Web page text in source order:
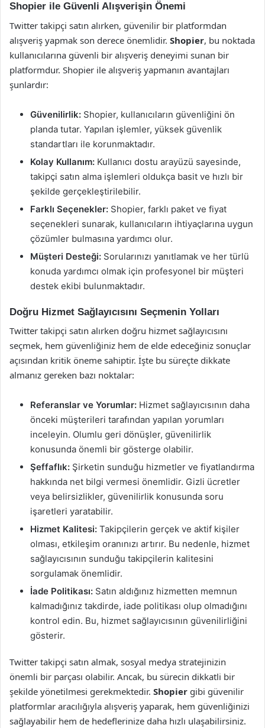
Shopier ile Güvenli Alışverişin Önemi
Twitter takipçi satın alırken, güvenilir bir platformdan
alışveriş yapmak son derece önemlidir. Shopier, bu noktada
kullanıcılarına güvenli bir alışveriş deneyimi sunan bir
platformdur. Shopier ile alışveriş yapmanın avantajları
şunlardır:
Güvenilirlik: Shopier, kullanıcıların güvenliğini ön
planda tutar. Yapılan işlemler, yüksek güvenlik
standartları ile korunmaktadır.
Kolay Kullanım: Kullanıcı dostu arayüzü sayesinde,
takipçi satın alma işlemleri oldukça basit ve hızlı bir
şekilde gerçekleştirilebilir.
Farklı Seçenekler: Shopier, farklı paket ve fiyat
seçenekleri sunarak, kullanıcıların ihtiyaçlarına uygun
çözümler bulmasına yardımcı olur.
Müşteri Desteği: Sorularınızı yanıtlamak ve her türlü
konuda yardımcı olmak için profesyonel bir müşteri
destek ekibi bulunmaktadır.
Doğru Hizmet Sağlayıcısını Seçmenin Yolları
Twitter takipçi satın alırken doğru hizmet sağlayıcısını
seçmek, hem güvenliğiniz hem de elde edeceğiniz sonuçlar
açısından kritik öneme sahiptir. İşte bu süreçte dikkate
almanız gereken bazı noktalar:
Referanslar ve Yorumlar: Hizmet sağlayıcısının daha
önceki müşterileri tarafından yapılan yorumları
inceleyin. Olumlu geri dönüşler, güvenilirlik
konusunda önemli bir gösterge olabilir.
Şeffaflık: Şirketin sunduğu hizmetler ve fiyatlandırma
hakkında net bilgi vermesi önemlidir. Gizli ücretler
veya belirsizlikler, güvenilirlik konusunda soru
işaretleri yaratabilir.
Hizmet Kalitesi: Takipçilerin gerçek ve aktif kişiler
olması, etkileşim oranınızı artırır. Bu nedenle, hizmet
sağlayıcısının sunduğu takipçilerin kalitesini
sorgulamak önemlidir.
İade Politikası: Satın aldığınız hizmetten memnun
kalmadığınız takdirde, iade politikası olup olmadığını
kontrol edin. Bu, hizmet sağlayıcısının güvenilirliğini
gösterir.
Twitter takipçi satın almak, sosyal medya stratejinizin
önemli bir parçası olabilir. Ancak, bu sürecin dikkatli bir
şekilde yönetilmesi gerekmektedir. Shopier gibi güvenilir
platformlar aracılığıyla alışveriş yaparak, hem güvenliğinizi
sağlayabilir hem de hedeflerinize daha hızlı ulaşabilirsiniz.